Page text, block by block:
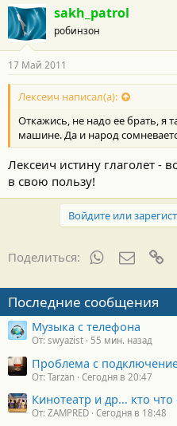
sakh_patrol
робинзон
17 Май 2011
Лексеич написал(а):
Откажись, не надо ее брать, я
машине. Да и народ
Лексеич истину глаголет -
в свою пользу!
Войдите или
Поделиться: WhatsApp
Последние сообщения
Музыка с телефона
От: swyazist 55 мин. назад
Проблема с
От: Tarzan Сегодня в 20:47
Кинотеатр и др... кто
От: ZAMPRED Сегодня в 18:48